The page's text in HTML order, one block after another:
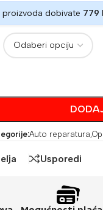
dobivate 779
Auto reparatura,
Usporedi